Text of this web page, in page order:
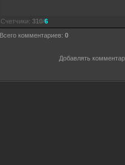
Счетчики: 310/6
Всего комментариев: 0
Добавлять